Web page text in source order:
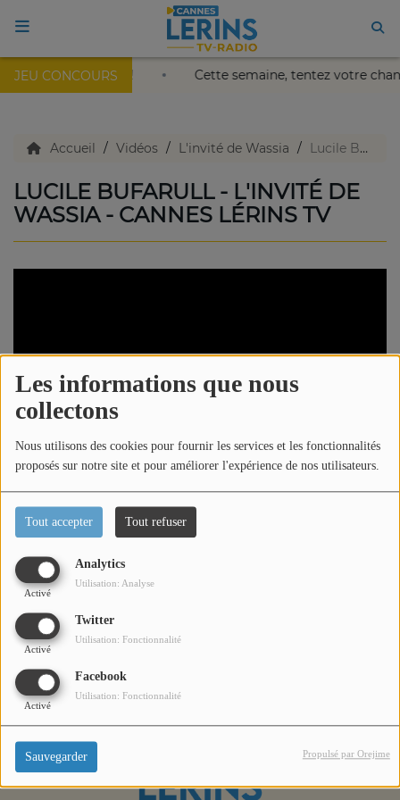
Les informations que nous
collectons
Nous utilisons des cookies pour fournir les services et les fonctionnalités
proposés sur notre site et pour améliorer l'expérience de nos utilisateurs.
Tout accepter Tout refuser
Analytics
Activé
Utilisation: Analyse
Twitter
Activé
Utilisation: Fonctionnalité
Facebook
Activé
Utilisation: Fonctionnalité
Sauvegarder Propulsé par Orejime
JEU CONCOURS
Nikaïa de Nice ! Cette semaine, tentez votre
TV en direct
Replay TV
Podcasts
Jeu concours
Contactez-nous
Accueil Vidéos L'invité de Wassia Lucile Bufarull - L'invité de Wassia - Cannes Lérins TV
LUCILE BUFARULL - L'INVITÉ DE
WASSIA - CANNES LÉRINS TV
Dans ce nouvel épisode de L’invité de Wassia, Lucile
Bufarull, Fondatrice & fondatrice de Pôle Domicile, se
confie dans un échange à la fois humain, authentique et
éclairant autour de l'entrepreneuriat.